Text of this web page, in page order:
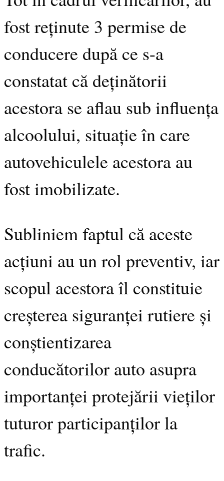
fost reținute 3 permise de
conducere după ce s-a
constatat că deținătorii
acestora se aflau sub influența
alcoolului, situație în care
autovehiculele acestora au
fost imobilizate.
Subliniem faptul că aceste
acțiuni au un rol preventiv, iar
scopul acestora îl constituie
creșterea siguranței rutiere și
conștientizarea
conducătorilor auto asupra
importanței protejării vieților
tuturor participanților la
trafic.